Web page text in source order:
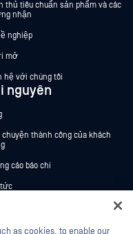
thủ tiêu chuẩn sản phẩm và các
nhận
nghiệp
mở
hệ với chúng tôi
nguyên
chuyện thành công của khách
cáo báo chí
tức
thảo trên trực tuyến
as cookies, to enable our